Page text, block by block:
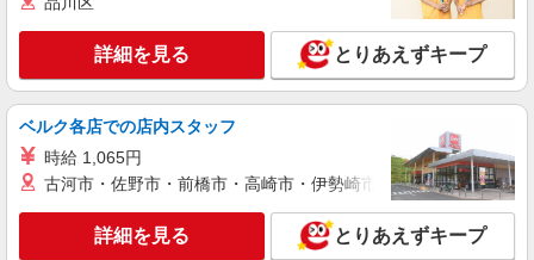
詳細を見る とりあえずキープ
ベルク各店での店内スタッフ
時給 1,065円
古河市・佐野市・前橋市・高崎市・伊勢崎市・太田市・館林市
詳細を見る とりあえずキープ